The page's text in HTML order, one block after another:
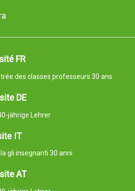
FR
des classes professeurs 30 ans
DE
jährige Lehrer
IT
gli insegnanti 30 anni
AT